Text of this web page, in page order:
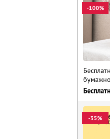
-100%
-35%